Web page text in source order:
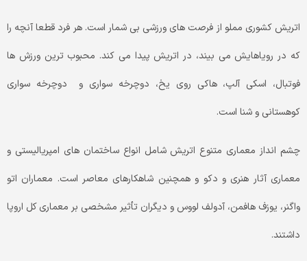
اتریش کشوری مملو از فرصت های ورزشی بی شمار است. هر فرد قطعا آنچه را
که در رویاهایش می بیند، در اتریش پیدا می کند. محبوب ترین ورزش ها
فوتبال، اسکی آلپ، هاکی روی یخ، دوچرخه سواری و دوچرخه سواری
کوهستانی و شنا است.
چشم انداز معماری متنوع اتریش شامل انواع ساختمان های امپریالیستی و
معماری آثار هنری و دکو و همچنین شاهکارهای معاصر است. معماران اتو
واگنر، یوزف هافمن، آدولف لووس و دیگران تأثیر مشخصی بر معماری کل اروپا
داشتند.